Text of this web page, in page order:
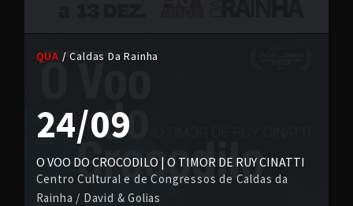
QUA Caldas Da Rainha
24/09
O VOO DO CROCODILO | O TIMOR DE RUY CINATTI
Centro Cultural e de Congressos de Caldas da
Rainha / David & Golias